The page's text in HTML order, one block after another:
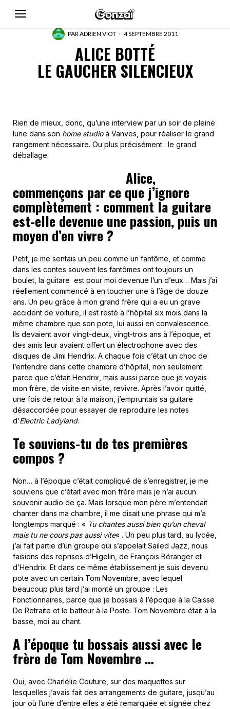
PARADRIEN VIOT 4 SEPTEMBRE 2011
ALICE BOTTÉ
LE GAUCHER SILENCIEUX
Rien de mieux, donc, qu’une interview par un soir de pleine
lune dans son home studioà Vanves, pour réaliser le grand
rangement nécessaire. Ou plus précisément : le grand
déballage.
Alice,
commençons par ce que j’ignore
complètement : comment la guitare
est-elle devenue une passion, puis un
moyen d’en vivre ?
Petit, je me sentais un peu comme un fantôme, et comme
dans les contes souvent les fantômes ont toujours un
boulet, la guitare est pour moi devenue l’un d’eux… Mais j’ai
réellement commencé à en toucher une à l’âge de douze
ans. Un peu grâce à mon grand frère qui a eu un grave
accident de voiture, il est resté à l’hôpital six mois dans la
même chambre que son pote, lui aussi en convalescence.
Ils devaient avoir vingt-deux, vingt-trois ans à l’époque, et
des amis leur avaient offert un électrophone avec des
disques de Jimi Hendrix. A chaque fois c’était un choc de
l’entendre dans cette chambre d’hôpital, non seulement
parce que c’était Hendrix, mais aussi parce que je voyais
mon frère, de visite en visite, revivre. Après l’avoir quitté,
une fois de retour à la maison, j’empruntais sa guitare
désaccordée pour essayer de reproduire les notes
d’Electric Ladyland.
Te souviens-tu de tes premières
compos ?
Non… à l’époque c’était compliqué de s’enregistrer, je me
souviens que c’était avec mon frère mais je n’ai aucun
souvenir audio de ça. Mais lorsque mon père m’entendait
chanter dans ma chambre, il me disait une phrase qui m’a
longtemps marqué : « Tu chantes aussi bien qu’un cheval
mais tu ne cours pas aussi vite« . Un peu plus tard, au lycée,
j’ai fait partie d’un groupe qui s’appelait Sailed Jazz, nous
faisions des reprises d’Higelin, de François Béranger et
d’Hendrix. Et dans ce même établissement je suis devenu
pote avec un certain Tom Novembre, avec lequel
beaucoup plus tard j’ai monté un groupe : Les
Fonctionnaires, parce que je bossais à l’époque à la Caisse
De Retraite et le batteur à la Poste. Tom Novembre était à la
basse, moi au chant.
A l’époque tu bossais aussi avec le
frère de Tom Novembre …
Oui, avec Charlélie Couture, sur des maquettes sur
lesquelles j’avais fait des arrangements de guitare, jusqu’au
jour où l’une d’entre elles a été remarquée et signée chez